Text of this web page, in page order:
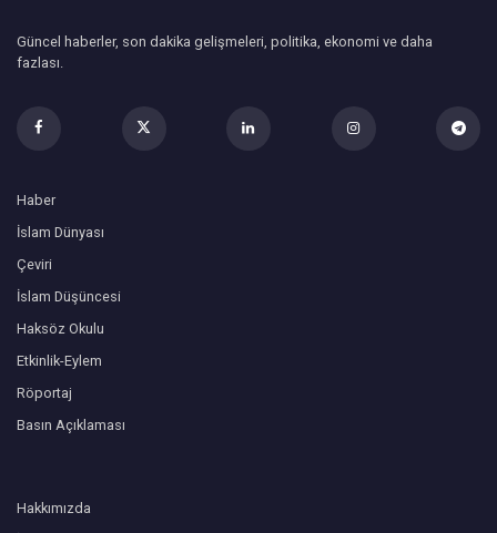
Güncel haberler, son dakika gelişmeleri, politika, ekonomi ve daha
fazlası.
Haber
İslam Dünyası
Çeviri
İslam Düşüncesi
Haksöz Okulu
Etkinlik-Eylem
Röportaj
Basın Açıklaması
Hakkımızda